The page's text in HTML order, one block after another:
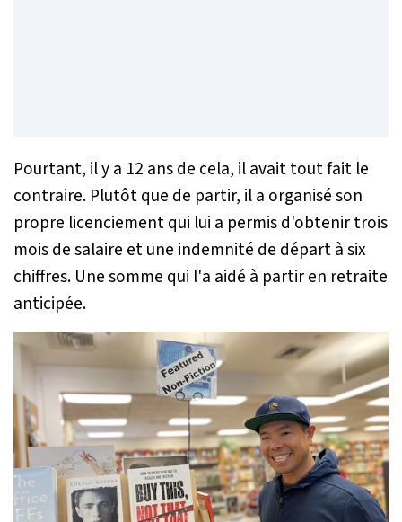
Pourtant, il y a 12 ans de cela, il avait tout fait le
contraire. Plutôt que de partir, il a organisé son
propre licenciement qui lui a permis d'obtenir trois
mois de salaire et une indemnité de départ à six
chiffres. Une somme qui l'a aidé à partir en retraite
anticipée.